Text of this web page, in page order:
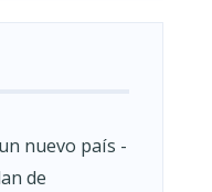
nuevo país -
de